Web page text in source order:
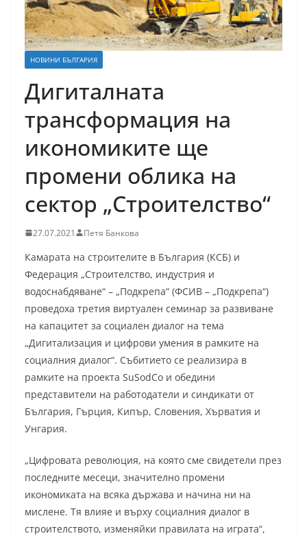
НОВИНИ БЪЛГАРИЯ
Дигиталната
трансформация на
икономиките ще
промени облика на
сектор „Строителство“
27.07.2021 Петя Банкова
Камарата на строителите в България (КСБ) и
Федерация „Строителство, индустрия и
водоснабдяване“ – „Подкрепа“ (ФСИВ – „Подкрепа“)
проведоха третия виртуален семинар за развиване
на капацитет за социален диалог на тема
„Дигитализация и цифрови умения в рамките на
социалния диалог“. Събитието се реализира в
рамките на проекта SuSodCo и обедини
представители на работодатели и синдикати от
България, Гърция, Кипър, Словения, Хърватия и
Унгария.
„Цифровата революция, на която сме свидетели през
последните месеци, значително промени
икономиката на всяка държава и начина ни на
мислене. Тя влияе и върху социалния диалог в
строителството, изменяйки правилата на играта“,